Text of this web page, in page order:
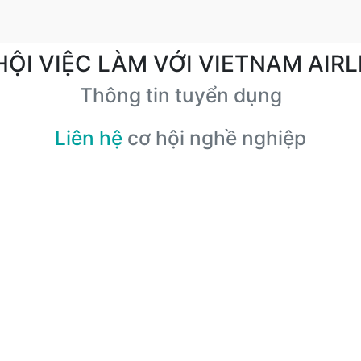
VIỆC LÀM VỚI VIETNAM
Thông tin tuyển dụng
Liên hệ cơ hội nghề nghiệp